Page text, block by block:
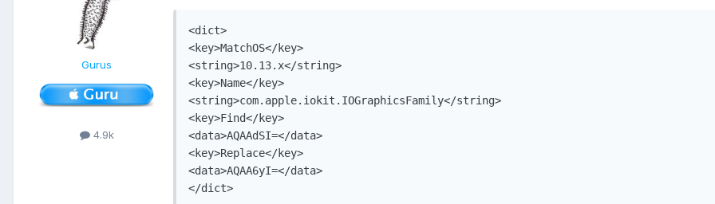
Gurus
4.9k
<dict>
<key>MatchOS</key>
<string>10.13.x</string>
<key>Name</key>
<string>com.apple.iokit.IOGraphicsFamily</string>
<key>Find</key>
<data>AQAAdSI=</data>
<key>Replace</key>
<data>AQAA6yI=</data>
</dict>